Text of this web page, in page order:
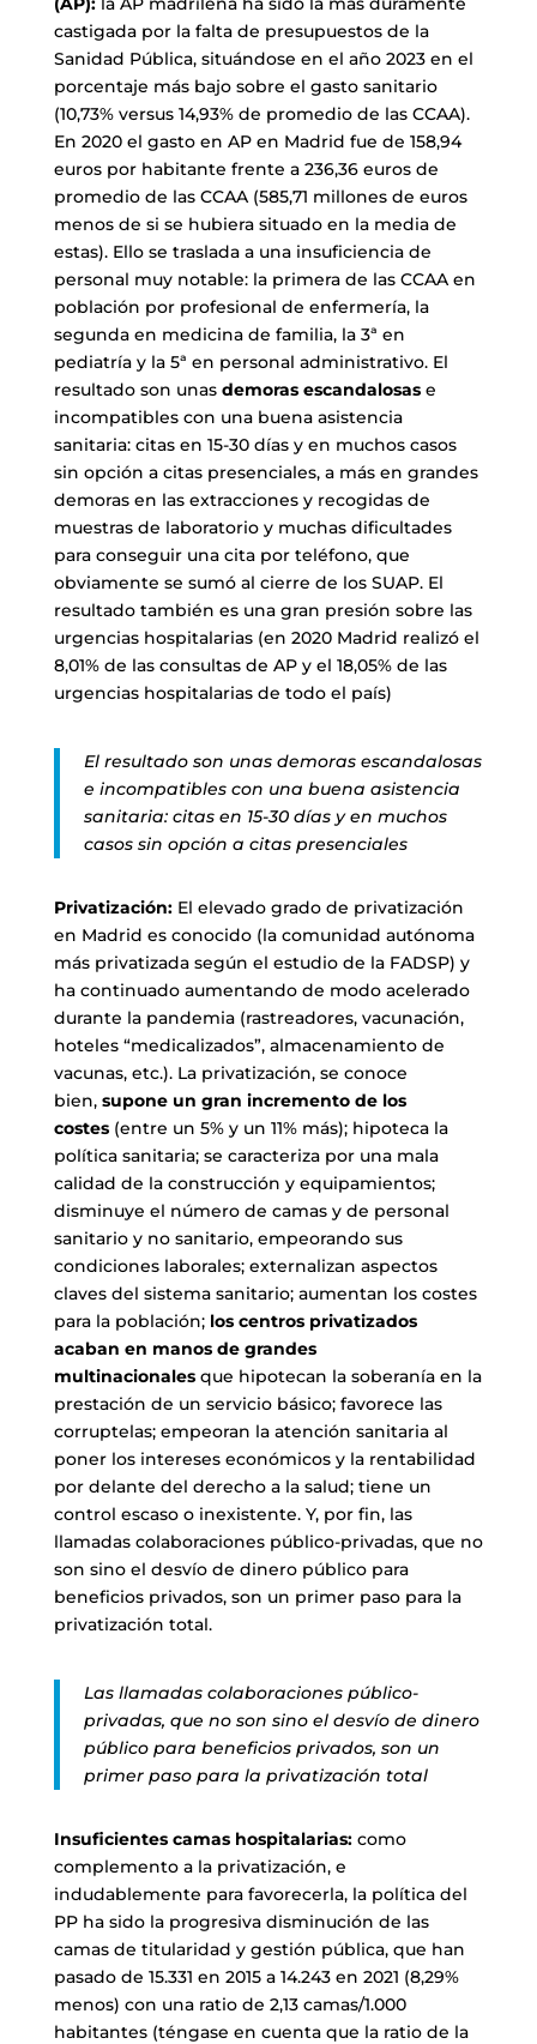
castigada por la falta de presupuestos de la
Sanidad Pública, situándose en el año 2023 en el
porcentaje más bajo sobre el gasto sanitario
(10,73% versus 14,93% de promedio de las CCAA).
En 2020 el gasto en AP en Madrid fue de 158,94
euros por habitante frente a 236,36 euros de
promedio de las CCAA (585,71 millones de euros
menos de si se hubiera situado en la media de
estas). Ello se traslada a una insuficiencia de
personal muy notable: la primera de las CCAA en
población por profesional de enfermería, la
segunda en medicina de familia, la 3ª en
pediatría y la 5ª en personal administrativo. El
resultado son unas demoras escandalosase
incompatibles con una buena asistencia
sanitaria: citas en 15-30 días y en muchos casos
sin opción a citas presenciales, a más en grandes
demoras en las extracciones y recogidas de
muestras de laboratorio y muchas dificultades
para conseguir una cita por teléfono, que
obviamente se sumó al cierre de los SUAP. El
resultado también es una gran presión sobre las
urgencias hospitalarias (en 2020 Madrid realizó el
8,01% de las consultas de AP y el 18,05% de las
urgencias hospitalarias de todo el país)
El resultado son unas demoras escandalosas
e incompatibles con una buena asistencia
sanitaria: citas en 15-30 días y en muchos
casos sin opción a citas presenciales
Privatización:El elevado grado de privatización
en Madrid es conocido (la comunidad autónoma
más privatizada según el estudio de la FADSP) y
ha continuado aumentando de modo acelerado
durante la pandemia (rastreadores, vacunación,
hoteles “medicalizados”, almacenamiento de
vacunas, etc.). La privatización, se conoce
bien, supone un gran incremento de los
costes(entre un 5% y un 11% más); hipoteca la
política sanitaria; se caracteriza por una mala
calidad de la construcción y equipamientos;
disminuye el número de camas y de personal
sanitario y no sanitario, empeorando sus
condiciones laborales; externalizan aspectos
claves del sistema sanitario; aumentan los costes
para la población; los centros privatizados
acaban en manos de grandes
multinacionalesque hipotecan la soberanía en la
prestación de un servicio básico; favorece las
corruptelas; empeoran la atención sanitaria al
poner los intereses económicos y la rentabilidad
por delante del derecho a la salud; tiene un
control escaso o inexistente. Y, por fin, las
llamadas colaboraciones público-privadas, que no
son sino el desvío de dinero público para
beneficios privados, son un primer paso para la
privatización total.
Las llamadas colaboraciones público-
privadas, que no son sino el desvío de dinero
público para beneficios privados, son un
primer paso para la privatización total
Insuficientes camas hospitalarias:como
complemento a la privatización, e
indudablemente para favorecerla, la política del
PP ha sido la progresiva disminución de las
camas de titularidad y gestión pública, que han
pasado de 15.331 en 2015 a 14.243 en 2021 (8,29%
menos) con una ratio de 2,13 camas/1.000
habitantes (téngase en cuenta que la ratio de la